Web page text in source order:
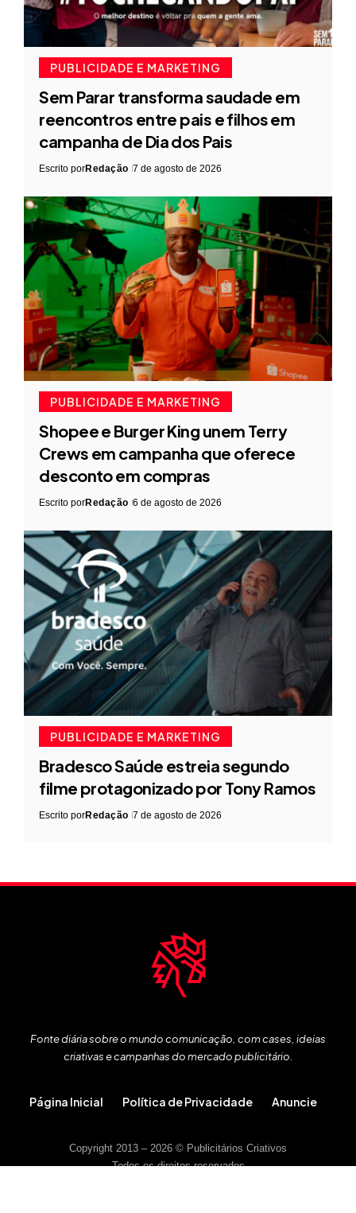
PUBLICIDADE E MARKETING
Sem Parar transforma saudade em
reencontros entre pais e filhos em
campanha de Dia dos Pais
Escrito porRedação 7 de agosto de 2026
PUBLICIDADE E MARKETING
Shopee e Burger King unem Terry
Crews em campanha que oferece
desconto em compras
Escrito porRedação 6 de agosto de 2026
PUBLICIDADE E MARKETING
Bradesco Saúde estreia segundo
filme protagonizado por Tony Ramos
Escrito porRedação 7 de agosto de 2026
Fonte diária sobre o mundo comunicação, com cases, ideias
criativas e campanhas do mercado publicitário.
Página Inicial Política de Privacidade Anuncie
Copyright 2013 – 2026 © Publicitários Criativos
Todos os direitos reservados